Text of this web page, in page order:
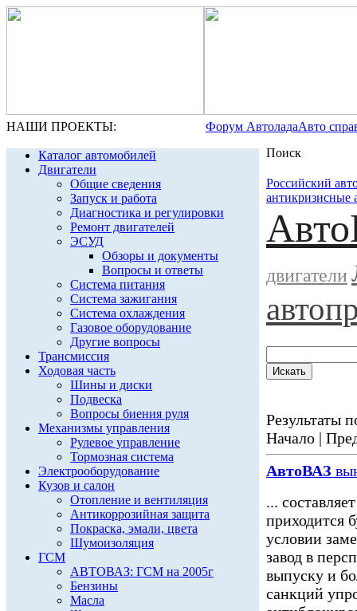
НАШИ ПРОЕКТЫ: Форум АвтоладаАвто
Каталог автомобилей
Двигатели
Общие сведения
Запуск и работа
Диагностика и регулировки
Ремонт двигателей
ЭСУД
Обзоры и документы
Вопросы и ответы
Система питания
Система зажигания
Система охлаждения
Газовое оборудование
Другие вопросы
Трансмиссия
Ходовая часть
Шины и диски
Подвеска
Вопросы биения руля
Механизмы управления
Рулевое управление
Тормозная система
Электрооборудование
Кузов и салон
Отопление и вентиляция
Антикоррозийная защита
Покраска, эмали, цвета
Шумоизоляция
ГСМ
АВТОВАЗ: ГСМ на 2005г
Бензины
Масла
Поиск
Российский
антикризисные
двигатели
Результаты
Начало |
АвтоВАЗ
...
приходится
условии
завод в
выпуску и
санкций